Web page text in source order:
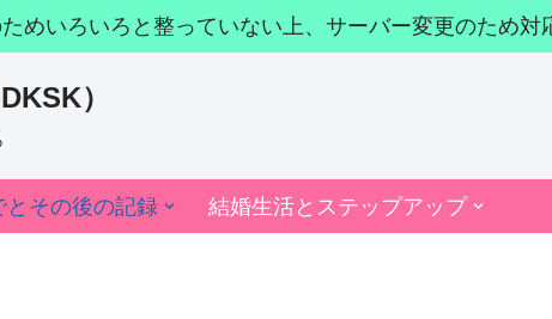
めいろいろと整っていない上、サーバー変更のため対
）
とその後の記録 結婚生活とステップアップ